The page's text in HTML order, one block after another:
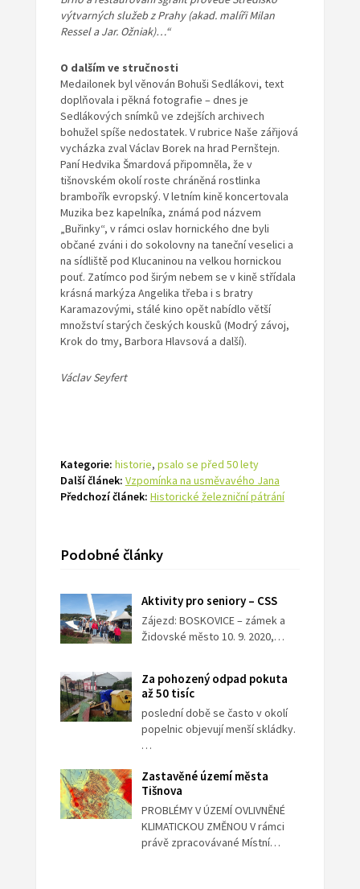
výtvarných služeb z Prahy (akad. malíři Milan
Ressel a Jar. Ožniak)…“
O dalším ve stručnosti
Medailonek byl věnován Bohuši Sedlákovi, text
doplňovala i pěkná fotografie – dnes je
Sedlákových snímků ve zdejších archivech
bohužel spíše nedostatek. V rubrice Naše zářijová
vycházka zval Václav Borek na hrad Pernštejn.
Paní Hedvika Šmardová připomněla, že v
tišnovském okolí roste chráněná rostlinka
brambořík evropský. V letním kině koncertovala
Muzika bez kapelníka, známá pod názvem
„Buřinky“, v rámci oslav hornického dne byli
občané zváni i do sokolovny na taneční veselici a
na sídliště pod Klucaninou na velkou hornickou
pouť. Zatímco pod širým nebem se v kině střídala
krásná markýza Angelika třeba i s bratry
Karamazovými, stálé kino opět nabídlo větší
množství starých českých kousků (Modrý závoj,
Krok do tmy, Barbora Hlavsová a další).
Václav Seyfert
Kategorie: historie, psalo se před 50 lety
Další článek: Vzpomínka na usměvavého Jana
Předchozí článek: Historické železniční pátrání
Podobné články
Aktivity pro seniory – CSS
Zájezd: BOSKOVICE – zámek a
Židovské město 10. 9. 2020,…
Za pohozený odpad pokuta
až 50 tisíc
poslední době se často v okolí
popelnic objevují menší skládky.
…
Zastavěné území města
Tišnova
PROBLÉMY V ÚZEMÍ OVLIVNĚNÉ
KLIMATICKOU ZMĚNOU V rámci
právě zpracovávané Místní…